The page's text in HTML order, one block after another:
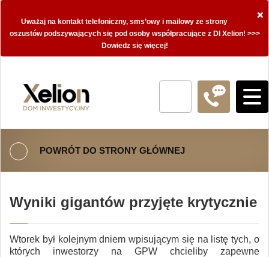
×
Uważaj na kontakt telefoniczny, sms’owy i mailowy ze strony
oszustów podszywających się pod osoby współpracujące z DI Xelion! >>>
Dowiedz się więcej!
POWRÓT DO STRONY GŁÓWNEJ
Wyniki gigantów przyjęte krytycznie
Wtorek był kolejnym dniem wpisującym się na listę tych, o
których inwestorzy na GPW chcieliby zapewne